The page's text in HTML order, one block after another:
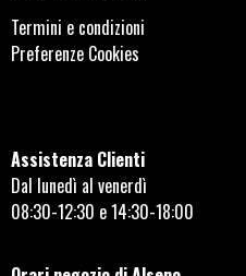
Termini e condizioni
Preferenze Cookies
Assistenza Clienti
Dal lunedì al venerdì
08:30-12:30 e 14:30-18:00